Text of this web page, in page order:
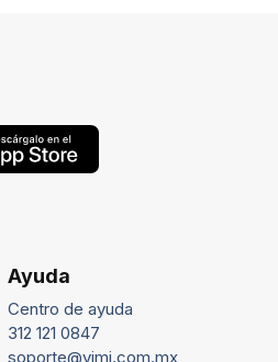
Ayuda
Centro de ayuda
312 121 0847
soporte@yimi.com.mx